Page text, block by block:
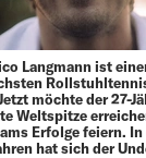
Langmann ist
möchte der 27-
Weltspitze
Erfolge feiern.
hat sich der